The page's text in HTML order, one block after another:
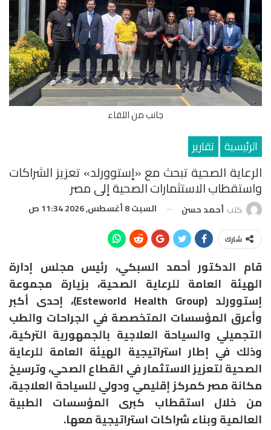
جانب من اللقاء
الرئيسية تقارير
الرعاية الصحية تبحث مع «إستوورلد» تعزيز الشراكات
واستقطاب الاستثمارات الصحية إلى مصر
كتب أحمد حسن السبت 8 أغسطس, 2026 11:34 ص
شارك
قام الدكتور أحمد السبكي، رئيس مجلس إدارة
الهيئة العامة للرعاية الصحية، بزيارة مجموعة
إستوورلد (Esteworld Health Group)، إحدى أكبر
وأعرق المؤسسات المتخصصة في الجراحات والطب
التجميلي والسياحة العلاجية بالجمهورية التركية،
وذلك في إطار استراتيجية الهيئة العامة للرعاية
الصحية لتعزيز الاستثمار في القطاع الصحي، وترسيخ
مكانة مصر كمركز إقليمي ودولي للسياحة العلاجية،
من خلال استقطاب كبرى المؤسسات الطبية
العالمية وبناء شراكات استراتيجية معها.